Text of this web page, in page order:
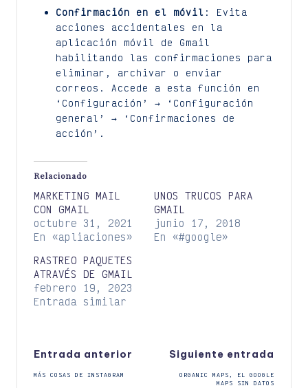
Confirmación en el móvil : Evita
acciones accidentales en la
aplicación móvil de Gmail
habilitando las confirmaciones para
eliminar, archivar o enviar
correos. Accede a esta función en
‘Configuración’ → ‘Configuración
general’ → ‘Confirmaciones de
acción’.
Relacionado
MARKETING MAIL
CON GMAIL
octubre 31, 2021
En «apliaciones»
UNOS TRUCOS PARA
GMAIL
junio 17, 2018
En «#google»
RASTREO PAQUETES
ATRAVÉS DE GMAIL
febrero 19, 2023
Entrada similar
Navegación
Entrada anterior
MÁS COSAS DE INSTAGRAM
Siguiente entrada
ORGANIC MAPS, EL GOOGLE
MAPS SIN DATOS